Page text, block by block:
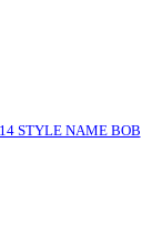
STYLE NAME BOB